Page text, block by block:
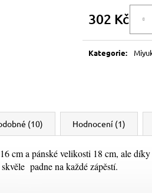
302 Kč
cena:
Kategorie:
(10) Hodnocení (1)
cm a pánské velikosti 18 cm, ale díky
padne na každé zápěstí.